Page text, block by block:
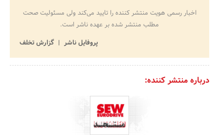
اخبار رسمی هویت منتشر کننده را تایید می‌کند ولی مسئولیت صحت
مطلب منتشر شده بر عهده ناشر است.
پروفایل ناشر
گزارش تخلف
درباره منتشر کننده: